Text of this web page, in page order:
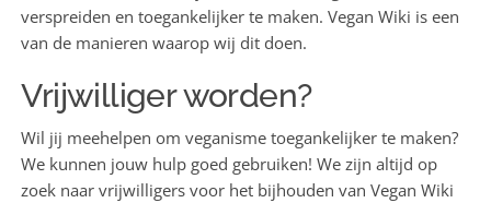
verspreiden en toegankelijker te maken. Vegan Wiki is een
van de manieren waarop wij dit doen.
Vrijwilliger worden?
Wil jij meehelpen om veganisme toegankelijker te maken?
We kunnen jouw hulp goed gebruiken! We zijn altijd op
zoek naar vrijwilligers voor het bijhouden van Vegan Wiki